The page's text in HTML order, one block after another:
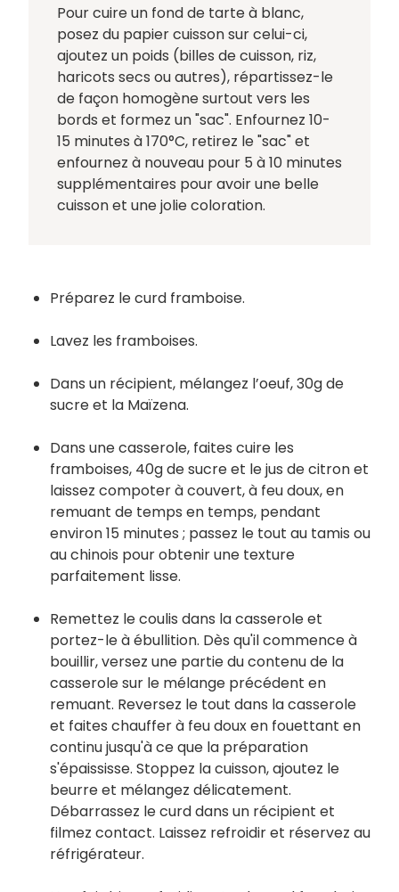
Pour cuire un fond de tarte à blanc,
posez du papier cuisson sur celui-ci,
ajoutez un poids (billes de cuisson, riz,
haricots secs ou autres), répartissez-le
de façon homogène surtout vers les
bords et formez un "sac". Enfournez 10-
15 minutes à 170°C, retirez le "sac" et
enfournez à nouveau pour 5 à 10 minutes
supplémentaires pour avoir une belle
cuisson et une jolie coloration.
Préparez le curd framboise.
Lavez les framboises.
Dans un récipient, mélangez l’oeuf, 30g de
sucre et la Maïzena.⁠
Dans une casserole, faites cuire les
framboises, 40g de sucre et le jus de citron et
laissez compoter à couvert, à feu doux, en
remuant de temps en temps, pendant
environ 15 minutes ; passez le tout au tamis ou
au chinois pour obtenir une texture
parfaitement lisse.
Remettez le coulis dans la casserole et
portez-le à ébullition. Dès qu'il commence à
bouillir, versez une partie du contenu de la
casserole sur le mélange précédent en
remuant. Reversez le tout dans la casserole
et faites chauffer à feu doux en fouettant en
continu jusqu'à ce que la préparation
s'épaississe. Stoppez la cuisson, ajoutez le
beurre et mélangez délicatement.
Débarrassez le curd dans un récipient et
filmez contact. Laissez refroidir et réservez au
réfrigérateur.